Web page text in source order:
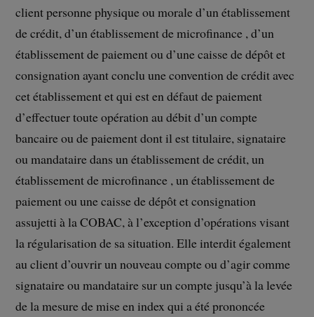
client personne physique ou morale d’un établissement
de crédit, d’un établissement de microfinance , d’un
établissement de paiement ou d’une caisse de dépôt et
consignation ayant conclu une convention de crédit avec
cet établissement et qui est en défaut de paiement
d’effectuer toute opération au débit d’un compte
bancaire ou de paiement dont il est titulaire, signataire
ou mandataire dans un établissement de crédit, un
établissement de microfinance , un établissement de
paiement ou une caisse de dépôt et consignation
assujetti à la COBAC, à l’exception d’opérations visant
la régularisation de sa situation. Elle interdit également
au client d’ouvrir un nouveau compte ou d’agir comme
signataire ou mandataire sur un compte jusqu’à la levée
de la mesure de mise en index qui a été prononcée